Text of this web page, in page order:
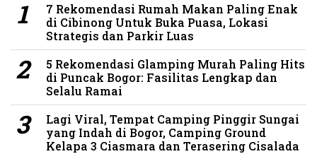
7 Rekomendasi Rumah Makan Paling Enak
di Cibinong Untuk Buka Puasa, Lokasi
Strategis dan Parkir Luas
5 Rekomendasi Glamping Murah Paling Hits
di Puncak Bogor: Fasilitas Lengkap dan
Selalu Ramai
Lagi Viral, Tempat Camping Pinggir Sungai
yang Indah di Bogor, Camping Ground
Kelapa 3 Ciasmara dan Terasering Cisalada